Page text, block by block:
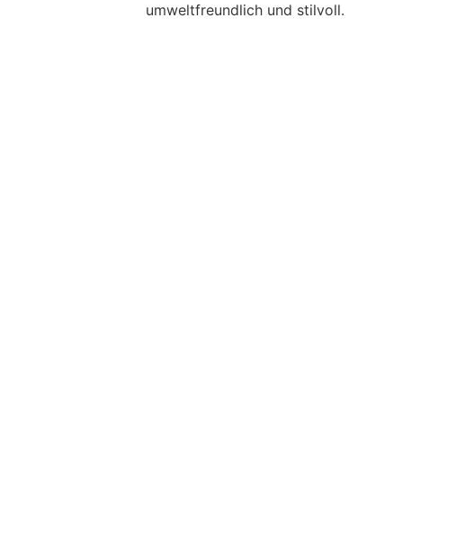
umweltfreundlich und stilvoll.